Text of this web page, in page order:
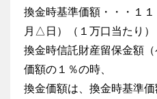
換金時基準価額・・・１
月△日）（１万口当たり）
換金時信託財産留保金額
価額の１％の時、
換金価額は、換金時基準